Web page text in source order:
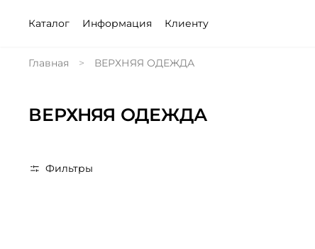
Каталог Информация Клиенту
Главная ВЕРХНЯЯ ОДЕЖДА
ВЕРХНЯЯ ОДЕЖДА
Фильтры